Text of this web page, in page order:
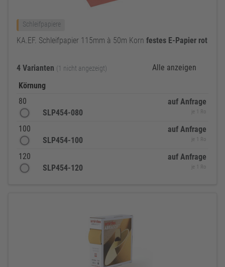
Schleifpapiere
KA.EF. Schleifpapier 115mm à 50m Korn festes E-Papier rot
4 Varianten (1 nicht angezeigt)
Alle anzeigen
Körnung
80
SLP454-080
auf Anfrage
je 1 Ro
100
SLP454-100
auf Anfrage
je 1 Ro
120
SLP454-120
auf Anfrage
je 1 Ro